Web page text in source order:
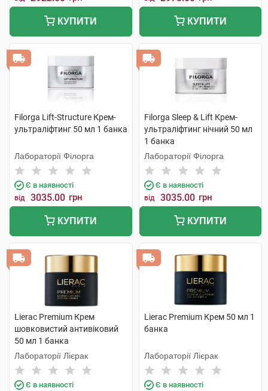
КУПИТИ КУПИТИ
Filorga Lift-Structure Крем-
ультраліфтинг 50 мл 1 банка
Лабораторії Філорга
Є в наявності
від 3035.00 грн
КУПИТИ
Filorga Sleep & Lift Крем-
ультраліфтинг нічний 50 мл
1 банка
Лабораторії Філорга
Є в наявності
від 3035.00 грн
КУПИТИ
Lierac Premium Крем
шовковистий антивіковий
50 мл 1 банка
Лабораторії Лієрак
Є в наявності
Lierac Premium Крем 50 мл 1
банка
Лабораторії Лієрак
Є в наявності